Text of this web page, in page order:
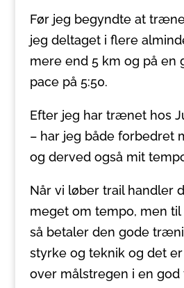
Før jeg begyndte at
jeg deltaget i flere
mere end 5 km og på en
pace på 5:50.
Efter jeg har trænet hos
– har jeg både forbedret
og derved også mit
Når vi løber trail handler
meget om tempo, men
så betaler den gode
styrke og teknik og det
over målstregen i en god